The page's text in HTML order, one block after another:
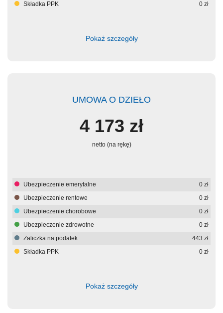
Składka PPK
0 zł
Pokaż szczegóły
UMOWA O DZIEŁO
4 173 zł
netto (na rękę)
Ubezpieczenie emerytalne 0 zł
Ubezpieczenie rentowe
0 zł
Ubezpieczenie chorobowe
0 zł
Ubezpieczenie zdrowotne
0 zł
Zaliczka na podatek
443 zł
Składka PPK
0 zł
Pokaż szczegóły